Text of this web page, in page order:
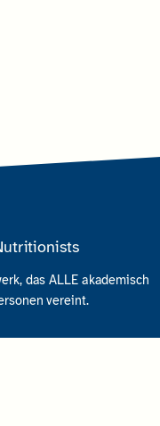
das ALLE akademisch
vereint.